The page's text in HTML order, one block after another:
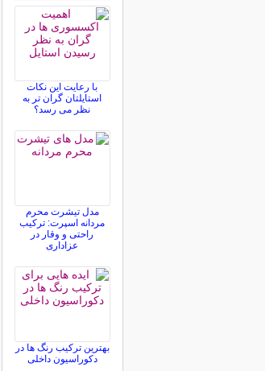
با رعایت این نکات
استایلتان گران تر به
نظر می رسد؟
مدل تیشرت محرم
مردانه اسپرت: ترکیب
راحتی و وقار در
عزاداری
بهترین ترکیب رنگ ها در
دکوراسیون داخلی